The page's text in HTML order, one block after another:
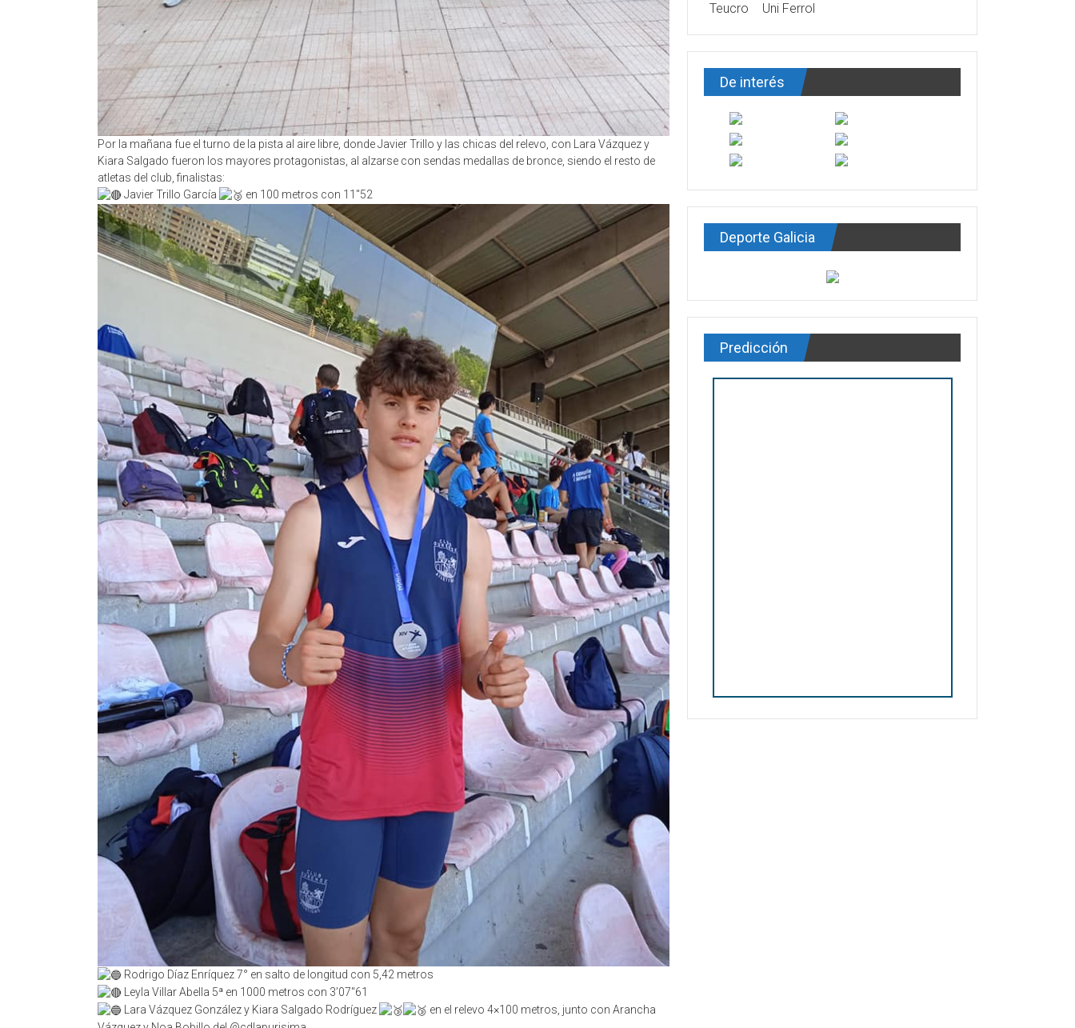
Por la mañana fue el turno de la pista al aire libre, donde Javier Trillo y las chicas del relevo, con Lara Vázquez y
Kiara Salgado fueron los mayores protagonistas, al alzarse con sendas medallas de bronce, siendo el resto de
atletas del club, finalistas:
Javier Trillo García
en 100 metros con 11″52
Rodrigo Díaz Enríquez 7° en salto de longitud con 5,42 metros
Leyla Villar Abella 5ª en 1000 metros con 3’07″61
Lara Vázquez González y Kiara Salgado Rodríguez
en el relevo 4×100 metros, junto con Arancha
Teucro
Uni Ferrol
De interés
Deporte Galicia
Predicción